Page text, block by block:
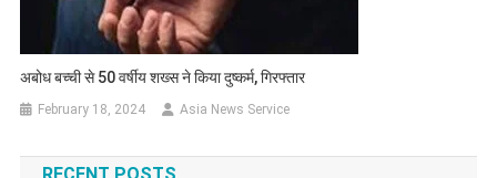
अबोध बच्ची से 50 वर्षीय शख्स ने किया दुष्कर्म, गिरफ्तार
February 18, 2024 Asia News Service